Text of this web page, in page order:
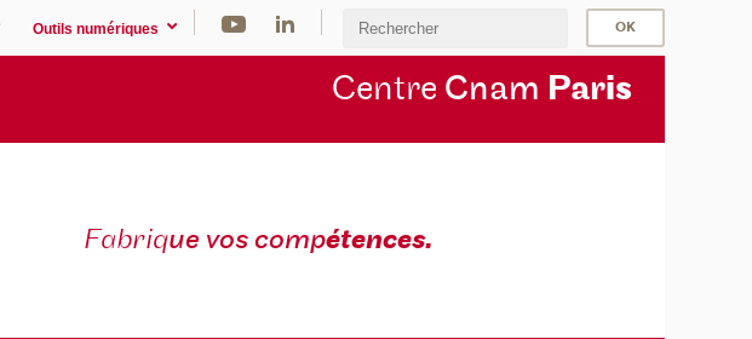
Outils numériques
Centre Cnam Paris
Fabrique vos compétences.